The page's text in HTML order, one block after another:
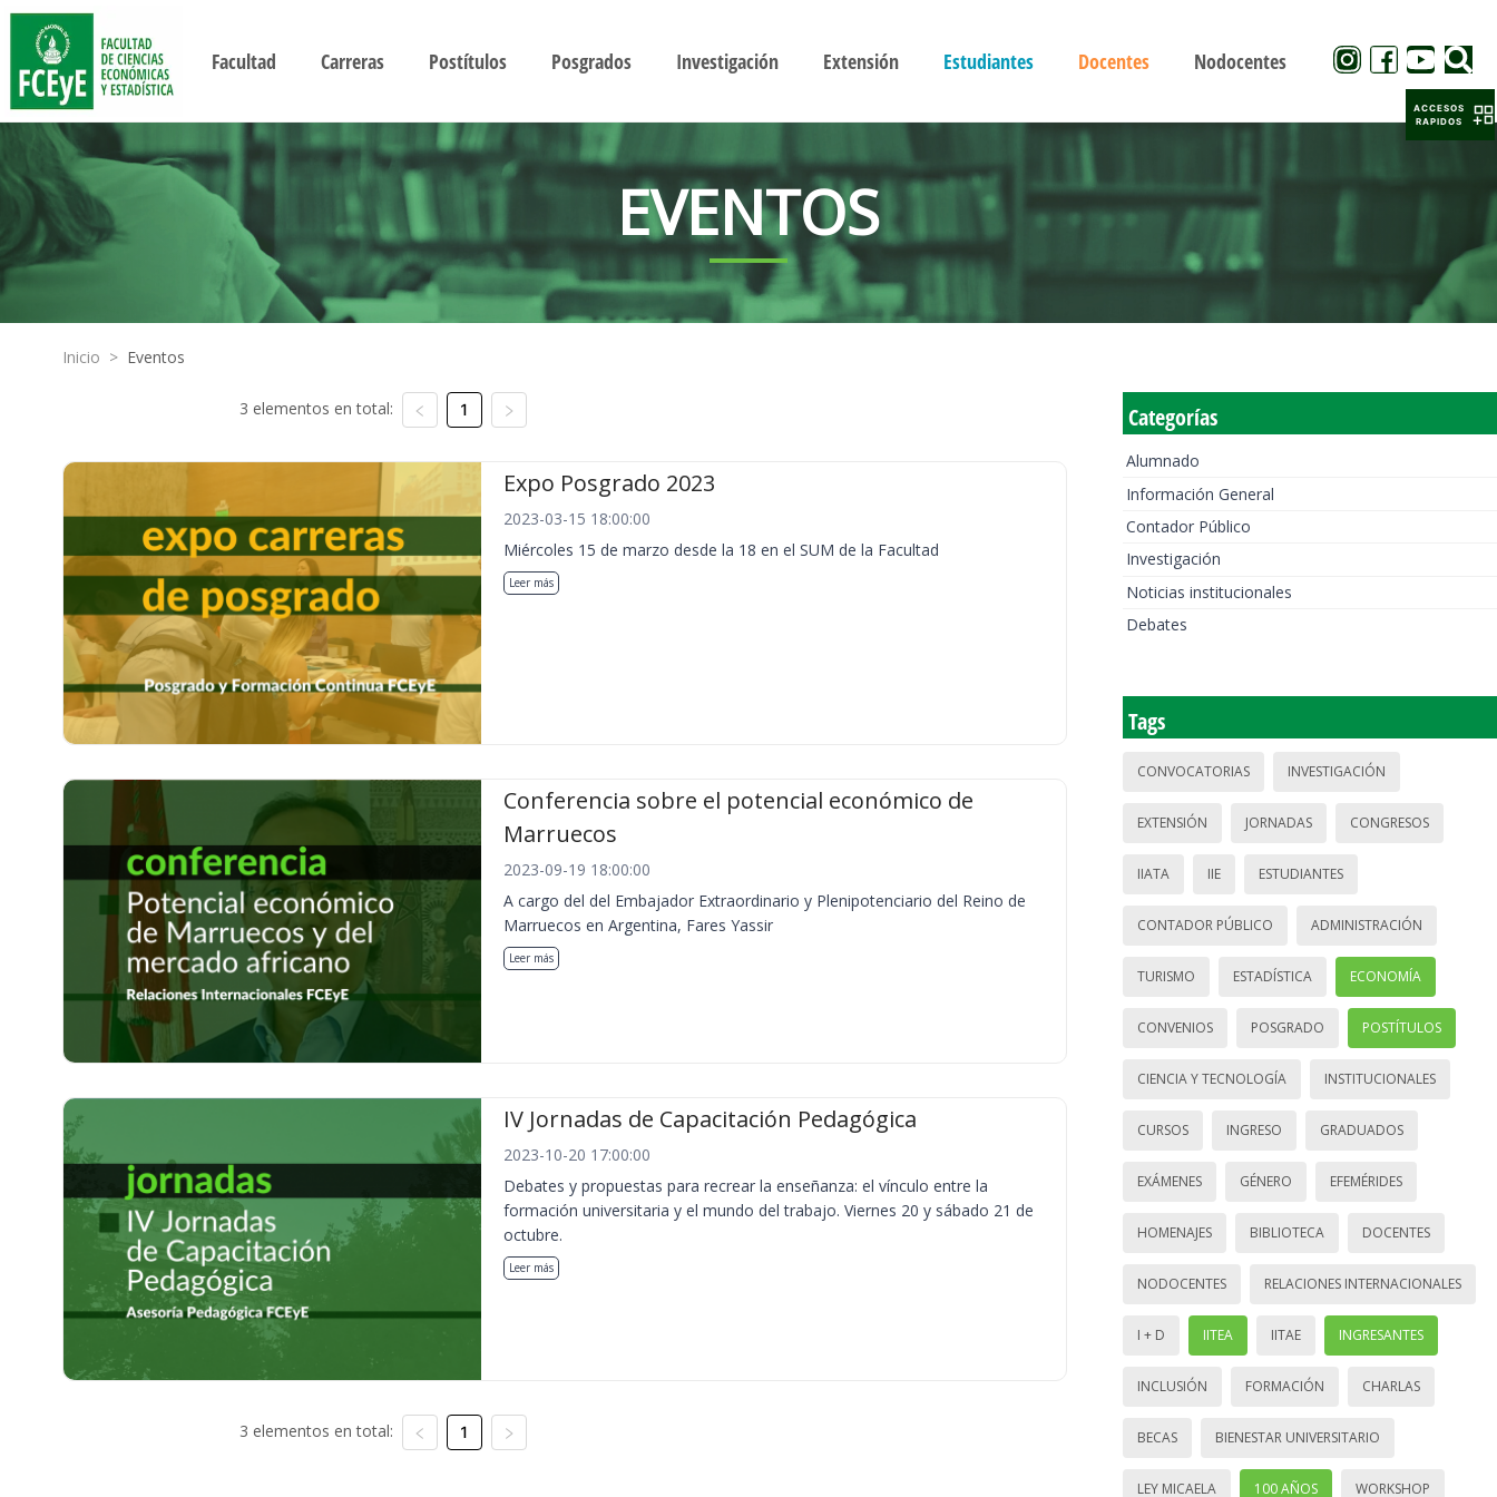
Facultad Carreras Postítulos Posgrados Investigación Extensión Estudiantes Docentes Nodocentes
EVENTOS
Inicio > Eventos
3 elementos en total: 1
Expo Posgrado 2023
2023-03-15 18:00:00
Miércoles 15 de marzo desde la 18 en el SUM de la Facultad
Leer más
Conferencia sobre el potencial económico de
Marruecos
2023-09-19 18:00:00
A cargo del del Embajador Extraordinario y Plenipotenciario del Reino de
Marruecos en Argentina, Fares Yassir
Leer más
IV Jornadas de Capacitación Pedagógica
2023-10-20 17:00:00
Debates y propuestas para recrear la enseñanza: el vínculo entre la
formación universitaria y el mundo del trabajo. Viernes 20 y sábado 21 de
octubre.
Leer más
3 elementos en total: 1
Categorías
Alumnado
Información General
Contador Público
Investigación
Noticias institucionales
Debates
Tags
CONVOCATORIAS INVESTIGACIÓN
EXTENSIÓN JORNADAS CONGRESOS
IIATA IIE ESTUDIANTES
CONTADOR PÚBLICO ADMINISTRACIÓN
TURISMO ESTADÍSTICA ECONOMÍA
CONVENIOS POSGRADO POSTÍTULOS
CIENCIA Y TECNOLOGÍA INSTITUCIONALES
CURSOS INGRESO GRADUADOS
EXÁMENES GÉNERO EFEMÉRIDES
HOMENAJES BIBLIOTECA DOCENTES
NODOCENTES RELACIONES INTERNACIONALES
I + D IITEA IITAE INGRESANTES
INCLUSIÓN FORMACIÓN CHARLAS
BECAS BIENESTAR UNIVERSITARIO
LEY MICAELA 100 AÑOS WORKSHOP
ACCESOS
RAPIDOS